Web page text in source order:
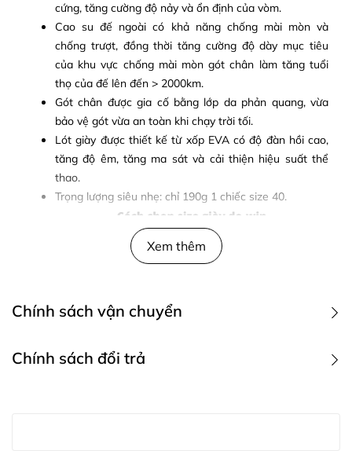
cứng, tăng cường độ nảy và ổn định của vòm.
Cao su đế ngoài có khả năng chống mài mòn và
chống trượt, đồng thời tăng cường độ dày mục tiêu
của khu vực chống mài mòn gót chân làm tăng tuổi
thọ của đế lên đến > 2000km.
Gót chân được gia cố bằng lớp da phản quang, vừa
bảo vệ gót vừa an toàn khi chạy trời tối.
Lót giày được thiết kế từ xốp EVA có độ đàn hồi cao,
tăng độ êm, tăng ma sát và cải thiện hiệu suất thể
thao.
Trọng lượng siêu nhẹ: chỉ 190g 1 chiếc size 40.
Xem thêm
Chính sách vận chuyển
1. Các phương thức giao hàng
Chính sách đổi trả